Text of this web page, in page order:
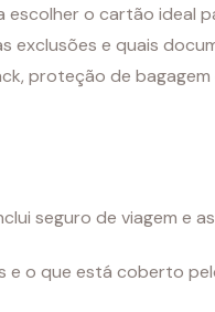
o cartão ideal
exclusões e quais
proteção de
seguro de viagem e
e o que está coberto